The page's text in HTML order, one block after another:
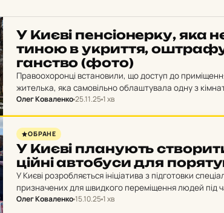
У Києві пен­сі­о­нер­ку, яка
ти­ною в ук­рит­тя,
ган­ство (фото)
Правоохоронці встановили, що доступ до
жителька, яка самовільно облаштувала одну з
залишалися у вільному доступі.
Олег Коваленко25.11.251 хв
ОБРАНЕ
У Києві пла­ну­ють
цій­ні ав­то­бу­си для
У Києві розробляється ініціатива з підготовки
призначених для швидкого переміщення людей під
Олег Коваленко15.10.251 хв